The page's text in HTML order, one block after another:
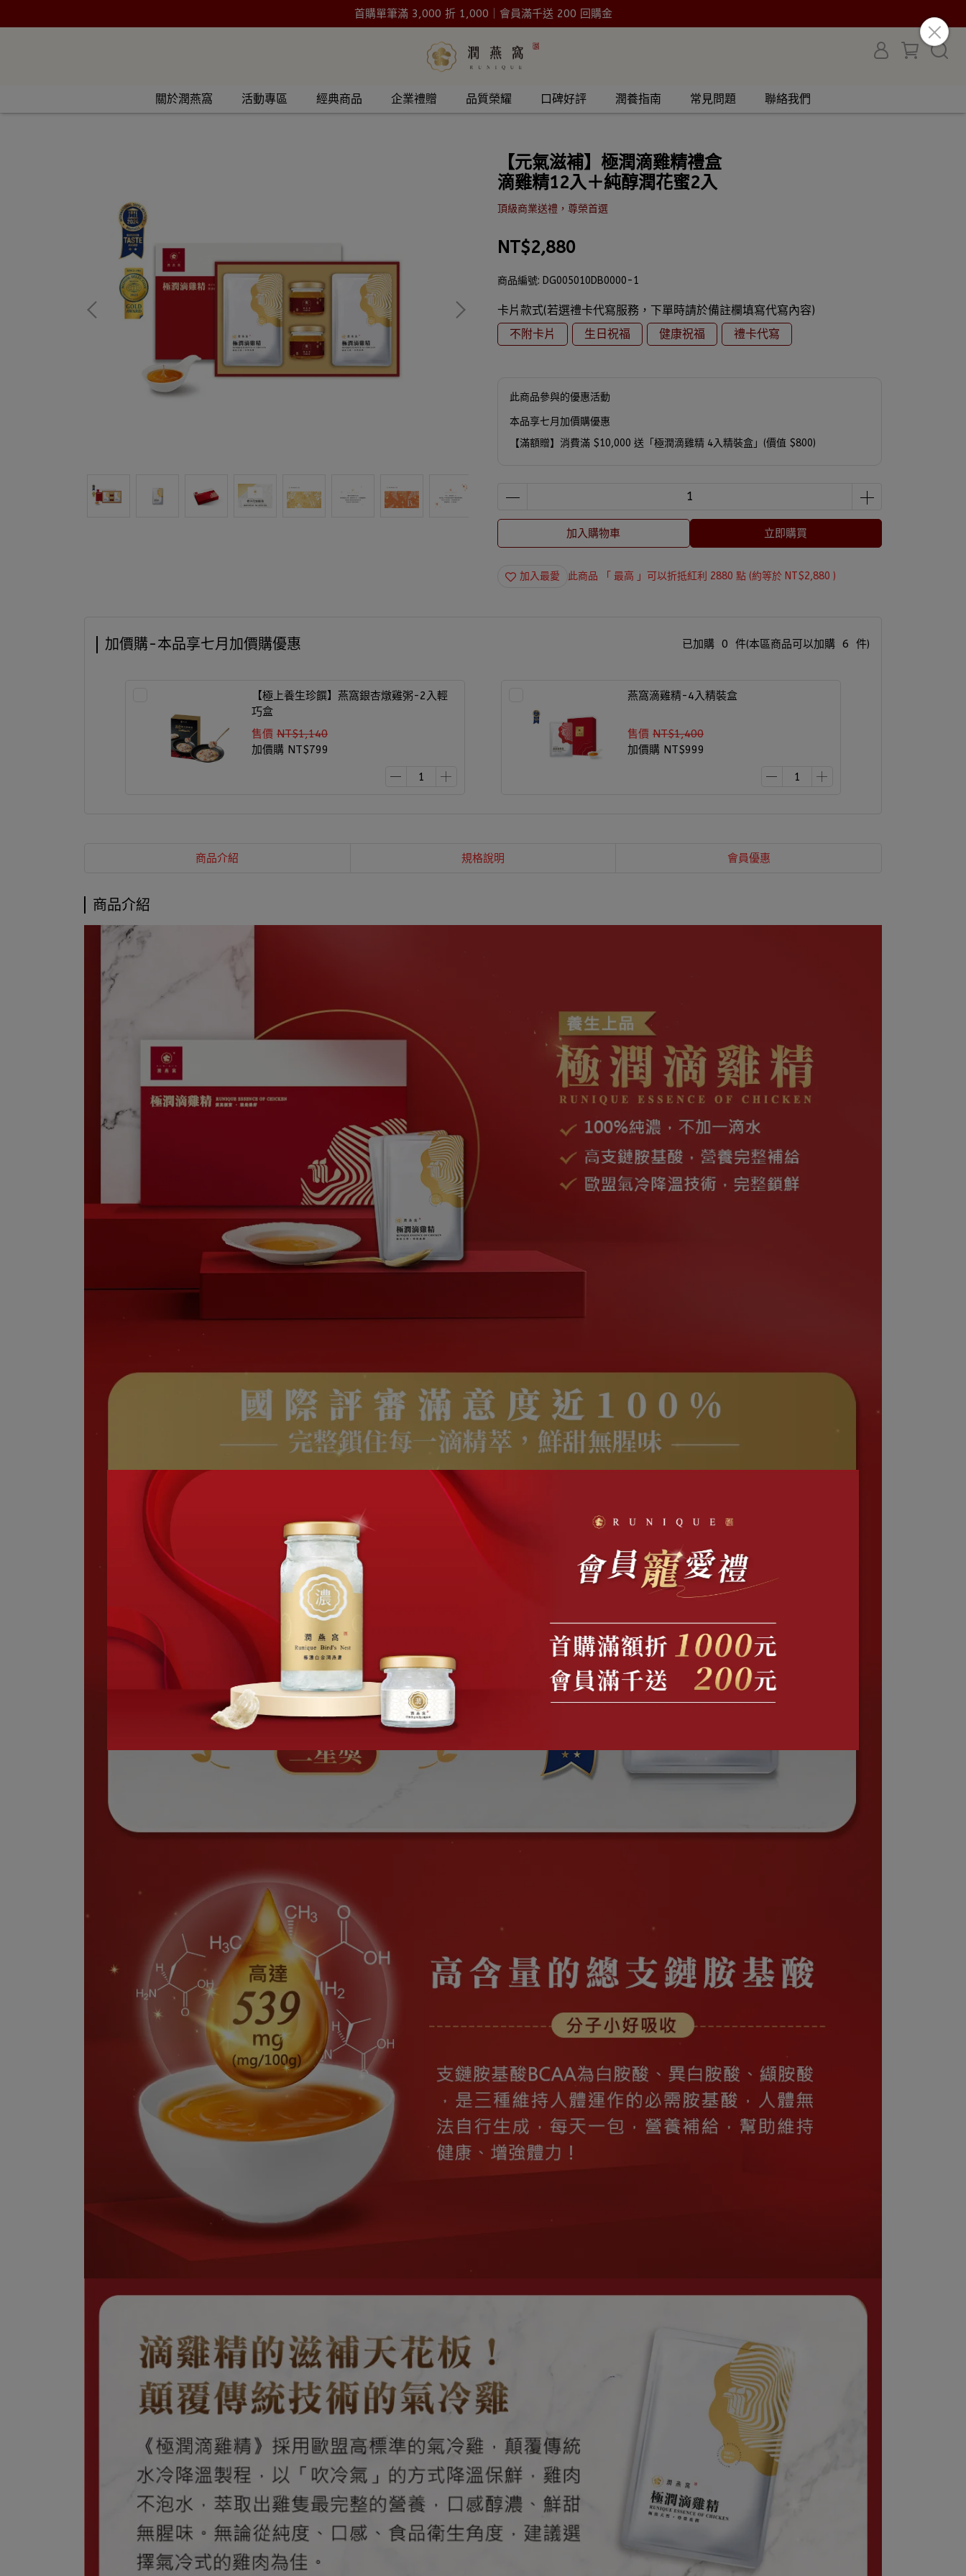
首購單筆滿 3,000 折 1,000｜會員滿千送 200 回購金
關於潤燕窩 活動專區 經典商品 企業禮贈 品質榮耀 口碑好評 潤養指南 常見問題 聯絡我們
【元氣滋補】極潤滴雞精禮盒
滴雞精12入＋純醇潤花蜜2入
頂級商業送禮，尊榮首選
NT$2,880
商品編號: DG005010DB0000-1
卡片款式(若選禮卡代寫服務，下單時請於備註欄填寫代寫內容)
不附卡片
生日祝福 健康祝福 禮卡代寫
此商品參與的優惠活動
本品享七月加價購優惠
【滿額贈】消費滿 $10,000 送「極潤滴雞精 4入精裝盒」(價值 $800)
加入購物車 立即購買
加入最愛 此商品 「 最高 」可以折抵紅利 2880 點 (約等於 NT$2,880 )
加價購-本品享七月加價購優惠 已加購 0 件(本區商品可以加購 6 件)
【極上養生珍饌】燕窩銀杏燉雞粥-2入輕
巧盒
售價 NT$1,140
加價購 NT$799
燕窩滴雞精-4入精裝盒
售價 NT$1,400
加價購 NT$999
商品介紹 規格說明 會員優惠
商品介紹